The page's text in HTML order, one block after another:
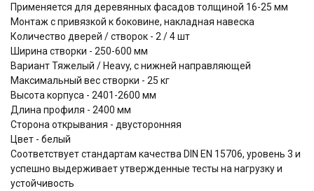
Применяется для деревянных фасадов толщиной 16-25 мм
Монтаж с привязкой к боковине, накладная навеска
Количество дверей / створок - 2 / 4 шт
Ширина створки - 250-600 мм
Вариант Тяжелый / Heavy, с нижней направляющей
Максимальный вес створки - 25 кг
Высота корпуса - 2401-2600 мм
Длина профиля - 2400 мм
Сторона открывания - двусторонняя
Цвет - белый
Соответствует стандартам качества DIN EN 15706, уровень 3 и
успешно выдерживает утвержденные тесты на нагрузку и
устойчивость